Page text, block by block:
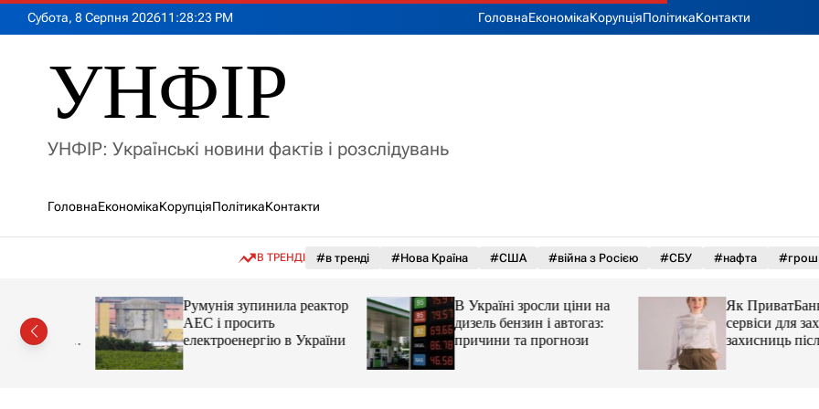
Субота, 8 Серпня 202611 :28:25 PM ГоловнаЕкономікаКорупціяПолітикаКонтакти
УНФІР
УНФІР: Українські новини фактів і розслідувань
ГоловнаЕкономікаКорупціяПолітикаКонтакти
В ТРЕНДІ #в тренді #Нова Країна #США #війна з Росією #СБУ #нафта
цін і
Румунія зупинила реактор
АЕС і просить
електроенергію в України
В Україні зросли ціни на
дизель бензин і автогаз:
причини та прогнози
Як ПриватБанк
сервіси для
захисниць після